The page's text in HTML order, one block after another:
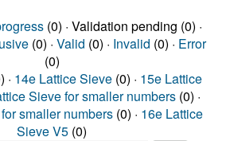
(0) · Validation pending (0) ·
(0) · Valid (0) · Invalid (0) · Error
(0)
· 14e Lattice Sieve (0) · 15e Lattice
Sieve for smaller numbers (0) ·
smaller numbers (0) · 16e Lattice
Sieve V5 (0)